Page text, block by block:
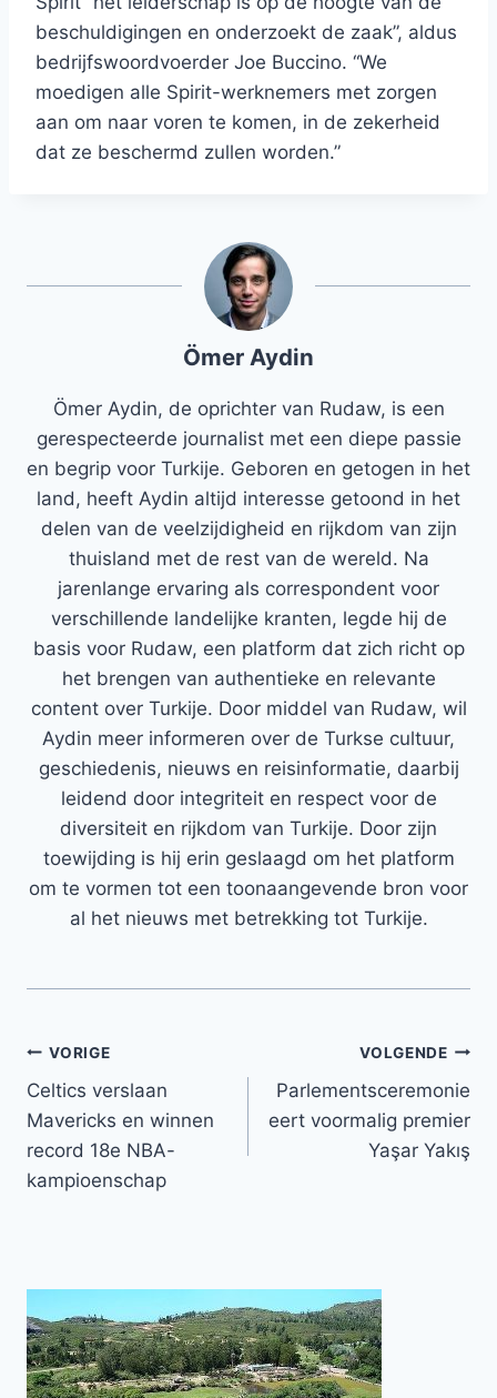
beschuldigingen en onderzoekt de zaak”, aldus
bedrijfswoordvoerder Joe Buccino. “We
moedigen alle Spirit-werknemers met zorgen
aan om naar voren te komen, in de zekerheid
dat ze beschermd zullen worden.”
Ömer Aydin
Ömer Aydin, de oprichter van Rudaw, is een
gerespecteerde journalist met een diepe passie
en begrip voor Turkije. Geboren en getogen in het
land, heeft Aydin altijd interesse getoond in het
delen van de veelzijdigheid en rijkdom van zijn
thuisland met de rest van de wereld. Na
jarenlange ervaring als correspondent voor
verschillende landelijke kranten, legde hij de
basis voor Rudaw, een platform dat zich richt op
het brengen van authentieke en relevante
content over Turkije. Door middel van Rudaw, wil
Aydin meer informeren over de Turkse cultuur,
geschiedenis, nieuws en reisinformatie, daarbij
leidend door integriteit en respect voor de
diversiteit en rijkdom van Turkije. Door zijn
toewijding is hij erin geslaagd om het platform
om te vormen tot een toonaangevende bron voor
al het nieuws met betrekking tot Turkije.
Bericht
navigatie
VORIGE
Celtics verslaan
Mavericks en winnen
record 18e NBA-
kampioenschap
VOLGENDE
Parlementsceremonie
eert voormalig premier
Yaşar Yakış